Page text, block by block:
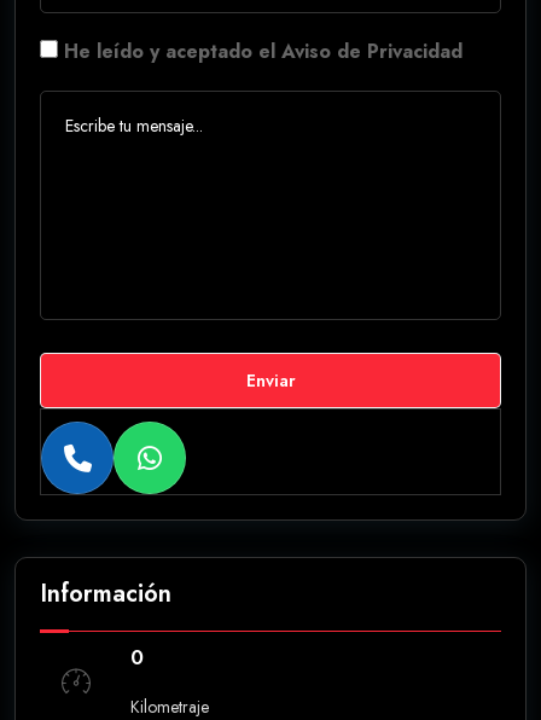
He leído y aceptado el Aviso de Privacidad
Enviar
Información
0
Kilometraje